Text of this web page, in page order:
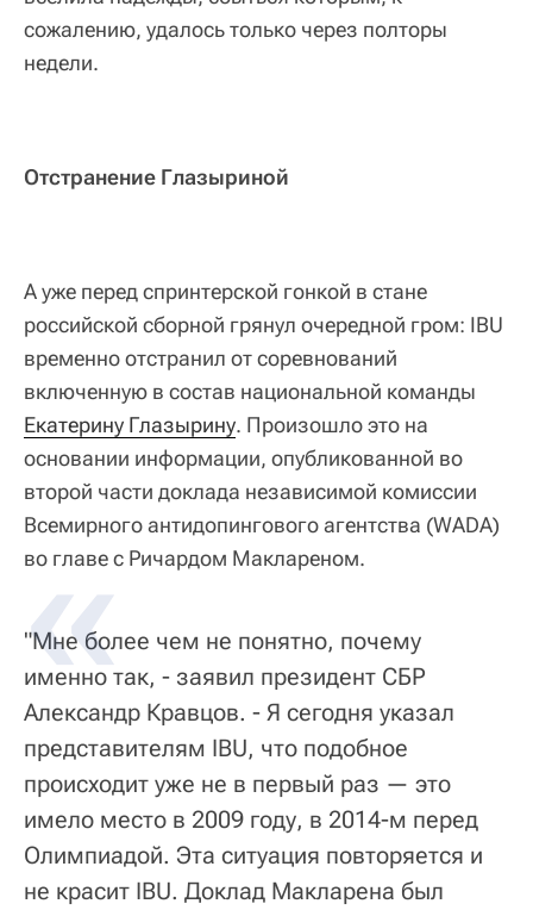
сожалению, удалось только через полторы
недели.
Отстранение Глазыриной
А уже перед спринтерской гонкой в стане
российской сборной грянул очередной гром: IBU
временно отстранил от соревнований
включенную в состав национальной команды
Екатерину Глазырину. Произошло это на
основании информации, опубликованной во
второй части доклада независимой комиссии
Всемирного антидопингового агентства (WADA)
во главе с Ричардом Маклареном.
"Мне более чем не понятно, почему
именно так, - заявил президент СБР
Александр Кравцов. - Я сегодня указал
представителям IBU, что подобное
происходит уже не в первый раз — это
имело место в 2009 году, в 2014-м перед
Олимпиадой. Эта ситуация повторяется и
не красит IBU. Доклад Макларена был